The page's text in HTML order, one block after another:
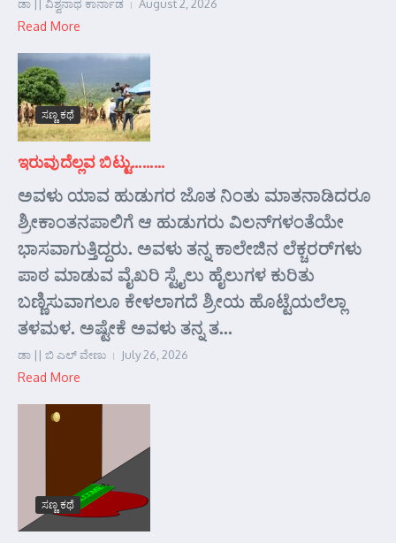
ಡಾ || ವಿಶ್ವನಾಥ ಕಾರ್ನಾಡ August 2, 2026
Read More
ಸಣ್ಣ ಕಥೆ
ಇರುವುದೆಲ್ಲವ ಬಿಟ್ಟು………
ಅವಳು ಯಾವ ಹುಡುಗರ ಜೊತ ನಿಂತು ಮಾತನಾಡಿದರೂ
ಶ್ರೀಕಾಂತನಪಾಲಿಗೆ ಆ ಹುಡುಗರು ವಿಲನ್‌ಗಳಂತೆಯೇ
ಭಾಸವಾಗುತ್ತಿದ್ದರು. ಅವಳು ತನ್ನ ಕಾಲೇಜಿನ ಲೆಕ್ಚರರ್‌ಗಳು
ಪಾಠ ಮಾಡುವ ವೈಖರಿ ಸ್ಟೈಲು ಹೈಲುಗಳ ಕುರಿತು
ಬಣ್ಣಿಸುವಾಗಲೂ ಕೇಳಲಾಗದೆ ಶ್ರೀಯ ಹೊಟ್ಟೆಯಲೆಲ್ಲಾ
ತಳಮಳ. ಅಷ್ಟೇಕೆ ಅವಳು ತನ್ನ ತ...
ಡಾ || ಬಿ ಎಲ್ ವೇಣು July 26, 2026
Read More
ಸಣ್ಣ ಕಥೆ